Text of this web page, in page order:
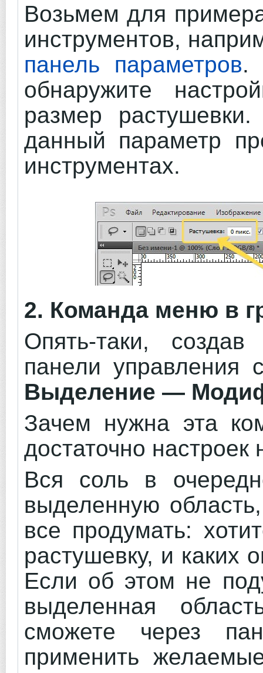
Возьмем для
инструментов,
панель параметров.
обнаружите
размер
данный параметр
инструментах.
2. Команда меню в
Опять-таки,
панели управления
Выделение —
Зачем нужна эта
достаточно
Вся соль в
выделенную
все продумать:
растушевку, и каких
Если об этом не
выделенная
сможете через
применить